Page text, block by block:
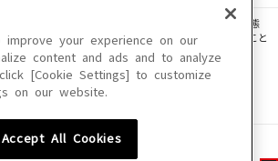
一切の文章・画像・写真・動画・音声等を、手段や形態
範囲を超えて無断で複製、転載、ファイル化などすること
によりご利用いただけない場合があります。
、配信内容が変更になる場合があります。
your experience on our
content and ads and to analyze
[Cookie Settings] to customize
on our website.
Accept All Cookies